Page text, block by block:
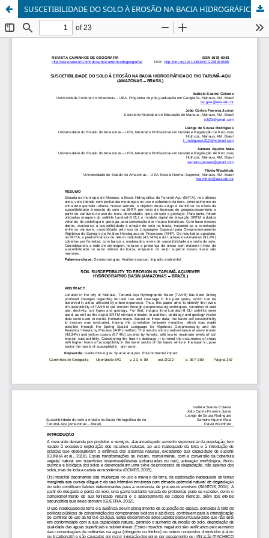
SUSCETIBILIDADE DO SOLO À EROSÃO NA BACIA HIDROGRÁFICA DO RIO TARUMÃ-AÇU (AMAZONAS – BRASIL)